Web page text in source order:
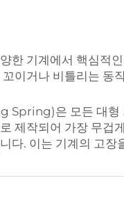
한 기계에서 핵심적
이거나 비틀리는 동
Spring)은 모든 대형
제작되어 가장 무겁
다. 이는 기계의 고